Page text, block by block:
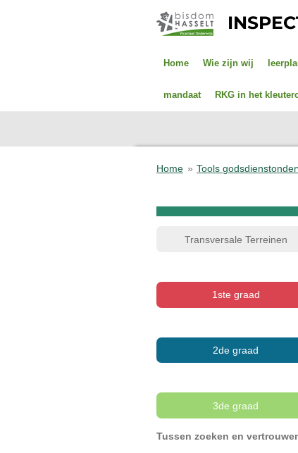
Home Wie zijn wij
mandaat RKG in het
Home » Tools
Transversale Terreinen
1ste graad
2de graad
3de graad
Tussen zoeken en